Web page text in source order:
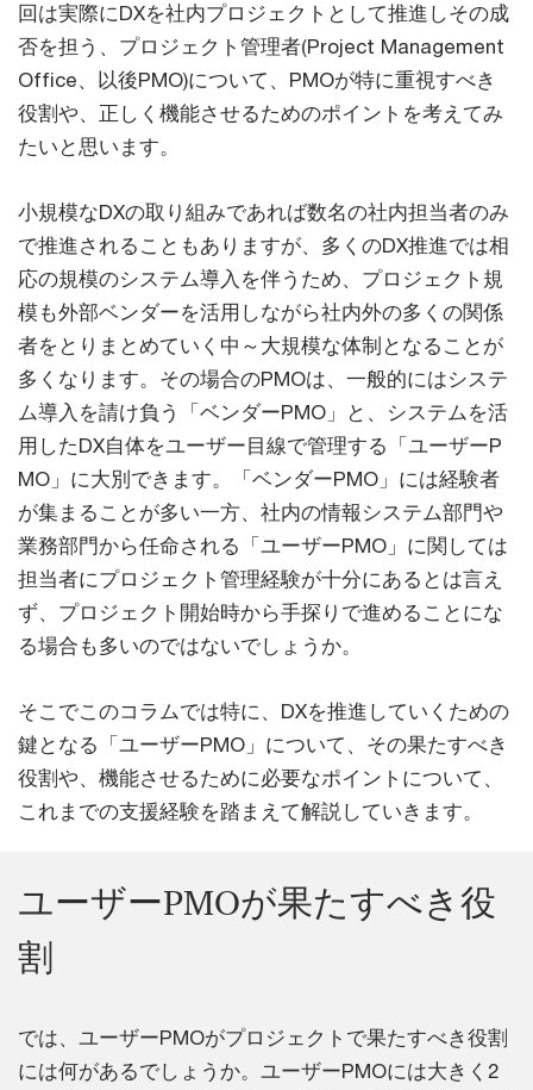
回は実際にDXを社内プロジェクトとして推進しその成
否を担う、プロジェクト管理者(Project Management
Office、以後PMO)について、PMOが特に重視すべき
役割や、正しく機能させるためのポイントを考えてみ
たいと思います。
小規模なDXの取り組みであれば数名の社内担当者のみ
で推進されることもありますが、多くのDX推進では相
応の規模のシステム導入を伴うため、プロジェクト規
模も外部ベンダーを活用しながら社内外の多くの関係
者をとりまとめていく中～大規模な体制となることが
多くなります。その場合のPMOは、一般的にはシステ
ム導入を請け負う「ベンダーPMO」と、システムを活
用したDX自体をユーザー目線で管理する「ユーザーP
MO」に大別できます。「ベンダーPMO」には経験者
が集まることが多い一方、社内の情報システム部門や
業務部門から任命される「ユーザーPMO」に関しては
担当者にプロジェクト管理経験が十分にあるとは言え
ず、プロジェクト開始時から手探りで進めることにな
る場合も多いのではないでしょうか。
そこでこのコラムでは特に、DXを推進していくための
鍵となる「ユーザーPMO」について、その果たすべき
役割や、機能させるために必要なポイントについて、
これまでの支援経験を踏まえて解説していきます。
ユーザーPMOが果たすべき役
割
では、ユーザーPMOがプロジェクトで果たすべき役割
には何があるでしょうか。ユーザーPMOには大きく2